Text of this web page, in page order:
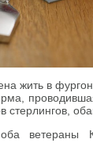
жить в
ветераны